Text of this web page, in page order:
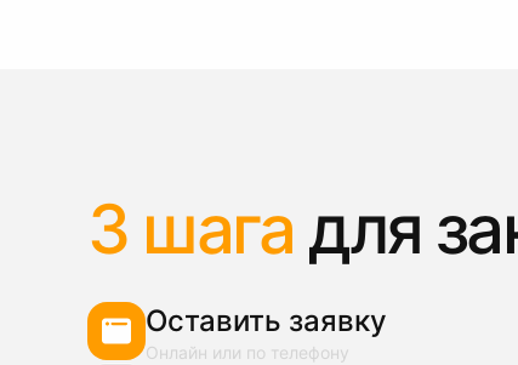
3 шага для
Оставить заявку
Онлайн или по телефону